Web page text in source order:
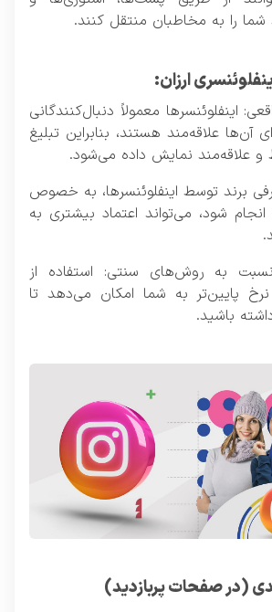
شما را به مخاطبان منتقل کنند.
ارزان:
اینفلوئنسرها معمولاً دنبال‌کنندگانی
آن‌ها علاقه‌مند هستند، بنابراین تبلیغ
و علاقه‌مند نمایش داده می‌شود.
برند توسط اینفلوئنسرها، به خصوص
شود، می‌تواند اعتماد بیشتری به
نسبت به روش‌های سنتی: استفاده از
نرخ پایین‌تر به شما امکان می‌دهد تا
باشید.